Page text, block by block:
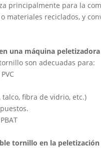
principalmente para la
materiales reciclados, y
una máquina
son adecuadas para:
talco, fibra de vidrio, etc.)
tornillo en la